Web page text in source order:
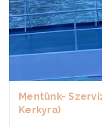
Mentünk-
Kerkyra)